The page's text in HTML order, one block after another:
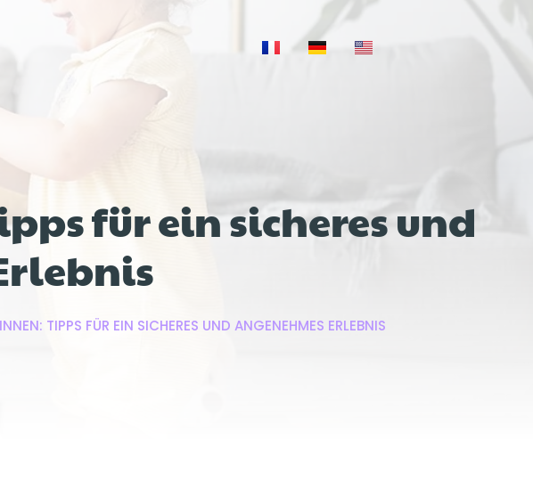
für ein sicheres und
TIPPS FÜR EIN SICHERES UND ANGENEHMES ERLEBNIS